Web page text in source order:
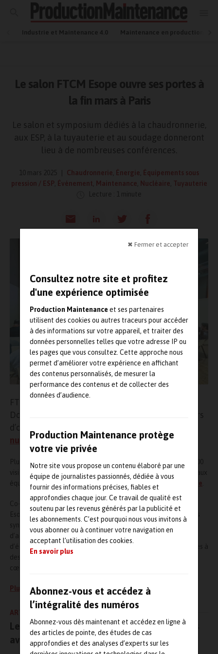
✖ Fermer et accepter
Consultez notre site et profitez
d'une expérience optimisée
Production Maintenanceet ses partenaires
utilisent des cookies ou autres traceurs pour accéder
à des informations sur votre appareil, et traiter des
données personnelles telles que votre adresse IP ou
les pages que vous consultez. Cette approche nous
permet d’améliorer votre expérience en affichant
des contenus personnalisés, de mesurer la
performance des contenus et de collecter des
données d’audience.
Production Maintenance protège
votre vie privée
Notre site vous propose un contenu élaboré par une
équipe de journalistes passionnés, dédiée à vous
fournir des informations précises, fiables et
approfondies chaque jour. Ce travail de qualité est
soutenu par les revenus générés par la publicité et
les abonnements. C’est pourquoi nous vous invitons à
vous abonner ou à continuer votre navigation en
acceptant l’utilisation des cookies.
En savoir plus
Abonnez-vous et accédez à
l’intégralité des numéros
Abonnez-vous dès maintenant et accédez en ligne à
des articles de pointe, des études de cas
approfondies et des analyses d’experts sur les
Industrie et Maintenance 4.0 Maintenance en production
Le salon FTCM Esope ouvre ses portes à
la fin mars à Paris
Le salon et symposium dédiés à la chaudronnerie,
aux ESP, à la tuyauterie et au soudage donneront
lieu à de nombreuses conférences.
10 mars 2025 Chaudronnerie Énergie
Équipements sous
pression / ESP
Événement Maintenance Nucléaire Tuyauterie
Lecture : 1 minute
FTCM Esope se déroulera les 25 et 26 mars au
Dock Pullman (Paris). Il rassemblera les donneurs
d’ordre de la chimie, de la pétrochimie, du
nucléaire, ou encore de l’Oil & Gas…
Plus d’une centaine d’exposants accueilleront pas moins de 2 000
visiteurs lors de ces deux journées dédiées à la chaudronnerie, aux
équipements sous pression (
), à la tuyauterie et au soudage
Co-organisé par France Chaudronnerie Cetim
Esope permettra d’assister à des présentations techniques, des
synthèses de travaux ou encore aux retours d’expérience
d’acteurs innovants du secteur. Il sera également possible
d’échanger avec des experts sur des problématiques spécifiques à
des marchés d’application ou à des nouvelles technologies au
cœur des ESP.
Plus d’informations
ARTICLE PRÉCÉDENT
Le Cetim présentera sur le FCTM–Esope ses
avancées dans l’industrie 4.0